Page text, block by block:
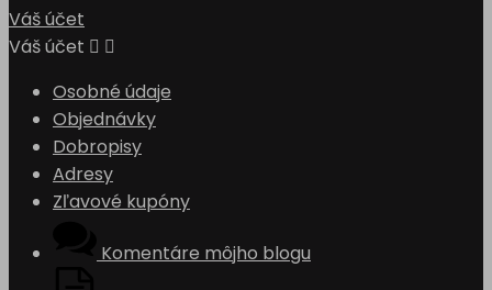
Váš účet
Váš účet  
Osobné údaje
Objednávky
Dobropisy
Adresy
Zľavové kupóny
Komentáre môjho blogu